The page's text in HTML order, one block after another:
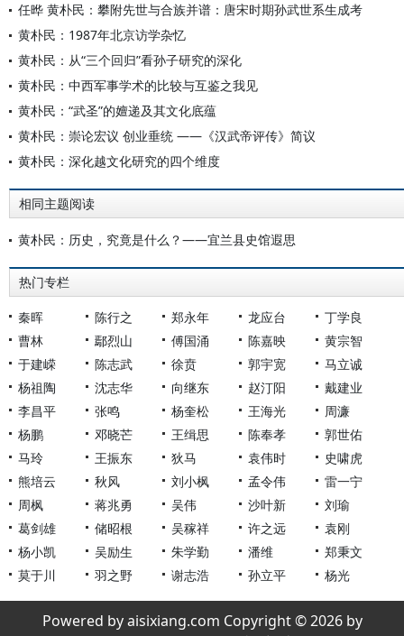
任晔 黄朴民：攀附先世与合族并谱：唐宋时期孙武世系生成考
黄朴民：1987年北京访学杂忆
黄朴民：从“三个回归”看孙子研究的深化
黄朴民：中西军事学术的比较与互鉴之我见
黄朴民：“武圣”的嬗递及其文化底蕴
黄朴民：崇论宏议 创业垂统 ——《汉武帝评传》简议
黄朴民：深化越文化研究的四个维度
相同主题阅读
黄朴民：历史，究竟是什么？——宜兰县史馆遐思
热门专栏
秦晖 陈行之 郑永年 龙应台
丁学良
曹林
鄢烈山 傅国涌 陈嘉映
黄宗智
于建嵘
陈志武 徐贲 郭宇宽
马立诚
杨祖陶
沈志华 向继东 赵汀阳
戴建业
李昌平
张鸣 杨奎松 王海光
周濂
杨鹏
邓晓芒 王缉思 陈奉孝
郭世佑
马玲
王振东 狄马 袁伟时
史啸虎
熊培云
秋风 刘小枫 孟令伟
雷一宁
周枫
蒋兆勇 吴伟 沙叶新
刘瑜
葛剑雄
储昭根 吴稼祥 许之远
袁刚
杨小凯
吴励生 朱学勤 潘维
郑秉文
莫于川
羽之野 谢志浩 孙立平 杨光
Powered by aisixiang.com Copyright © 2026 by